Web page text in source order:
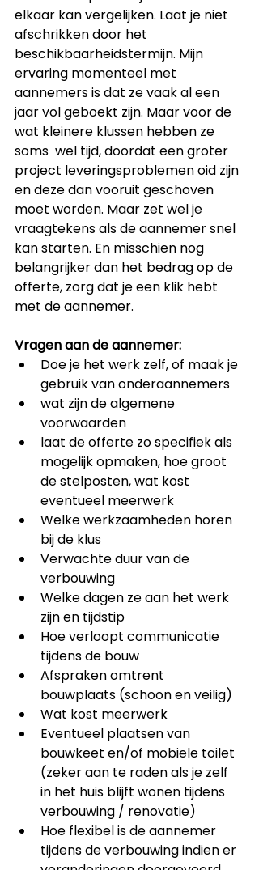
elkaar kan vergelijken. Laat je niet
afschrikken door het
beschikbaarheidstermijn. Mijn
ervaring momenteel met
aannemers is dat ze vaak al een
jaar vol geboekt zijn. Maar voor de
wat kleinere klussen hebben ze
soms  wel tijd, doordat een groter
project leveringsproblemen oid zijn
en deze dan vooruit geschoven
moet worden. Maar zet wel je
vraagtekens als de aannemer snel
kan starten. En misschien nog
belangrijker dan het bedrag op de
offerte, zorg dat je een klik hebt
met de aannemer.
Vragen aan de aannemer:
Doe je het werk zelf, of maak je
gebruik van onderaannemers
wat zijn de algemene
voorwaarden
laat de offerte zo specifiek als
mogelijk opmaken, hoe groot
de stelposten, wat kost
eventueel meerwerk
Welke werkzaamheden horen
bij de klus
Verwachte duur van de
verbouwing
Welke dagen ze aan het werk
zijn en tijdstip
Hoe verloopt communicatie
tijdens de bouw
Afspraken omtrent
bouwplaats (schoon en veilig)
Wat kost meerwerk
Eventueel plaatsen van
bouwkeet en/of mobiele toilet
(zeker aan te raden als je zelf
in het huis blijft wonen tijdens
verbouwing / renovatie)
Hoe flexibel is de aannemer
tijdens de verbouwing indien er